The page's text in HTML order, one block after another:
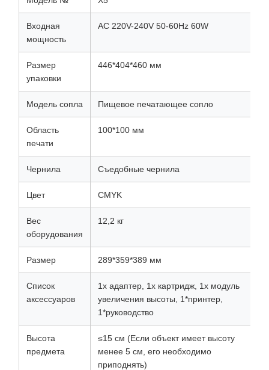
Входная
мощность
AC 220V-240V 50-60Hz 60W
Размер
упаковки
446*404*460 мм
Модель сопла Пищевое печатающее сопло
Область
печати
100*100 мм
Чернила Съедобные чернила
Цвет CMYK
Вес
оборудования
12,2 кг
Размер 289*359*389 мм
Список
аксессуаров
1x адаптер, 1x картридж, 1x модуль
увеличения высоты, 1*принтер,
1*руководство
Высота
предмета
≤15 см (Если объект имеет высоту
менее 5 см, его необходимо
приподнять)